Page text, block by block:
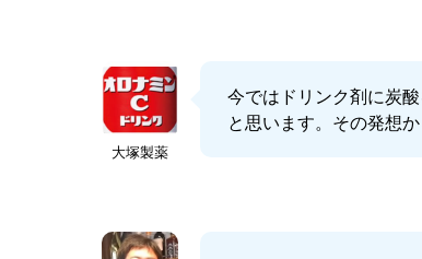
大塚製薬
今ではドリンク剤に炭
と思います。その発想